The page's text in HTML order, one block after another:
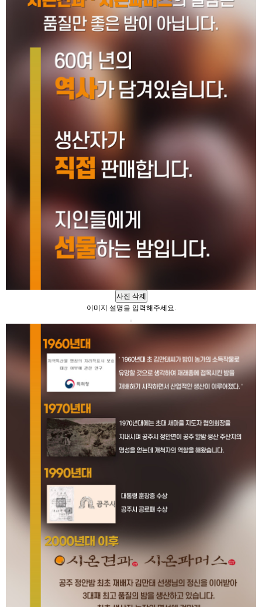
사진 삭제
이미지 설명을 입력해주세요.